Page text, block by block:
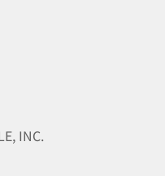
INC.